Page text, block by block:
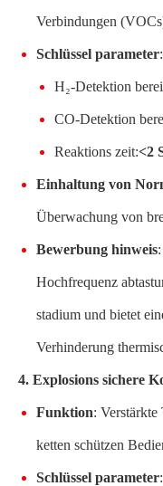
Verbindungen
Schlüssel parameter:
H₂-Detektion
CO-Detektion
Reaktions zeit:<2
Einhaltung von
Überwachung von
Bewerbung hinweis
Hochfrequenz
stadium und bietet
Verhinderung
4. Explosions sichere
Funktion: Verstärkte
ketten schützen
Schlüssel parameter: